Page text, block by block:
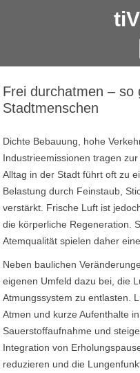
Frei durchatmen – so
Stadtmenschen
Dichte Bebauung, hohe
Industrieemissionen tragen
Alltag in der Stadt führt oft zu
Belastung durch Feinstaub,
verstärkt. Frische Luft ist
die körperliche Regeneration.
Atemqualität spielen daher
Neben baulichen
eigenen Umfeld dazu bei, die
Atmungssystem zu entlasten.
Atmen und kurze Aufenthalte
Sauerstoffaufnahme und
Integration von
reduzieren und die